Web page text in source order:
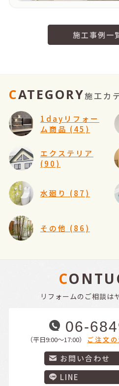
施工事例一
CATEGORY施工カ
1dayリフォー
ム商品 (45)
エクステリア
(90)
水廻り (87)
その他 (86)
リフォームのご相談は
06-
（平日9:00〜17:00） ご注文
お問い合わせ
LINE